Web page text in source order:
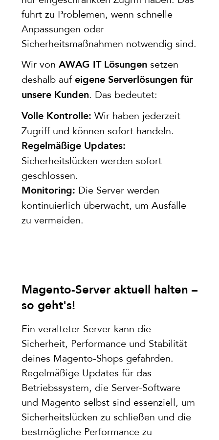
führt zu Problemen, wenn schnelle
Anpassungen oder
Sicherheitsmaßnahmen notwendig sind.
Wir von AWAG IT Lösungen setzen
deshalb auf eigene Serverlösungen für
unsere Kunden. Das bedeutet:
Volle Kontrolle: Wir haben jederzeit
Zugriff und können sofort handeln.
Regelmäßige Updates:
Sicherheitslücken werden sofort
geschlossen.
Monitoring: Die Server werden
kontinuierlich überwacht, um Ausfälle
zu vermeiden.
Magento-Server aktuell halten –
so geht's!
Ein veralteter Server kann die
Sicherheit, Performance und Stabilität
deines Magento-Shops gefährden.
Regelmäßige Updates für das
Betriebssystem, die Server-Software
und Magento selbst sind essenziell, um
Sicherheitslücken zu schließen und die
bestmögliche Performance zu